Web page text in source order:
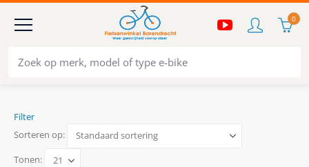
0
Filter
Sorteren op:
Tonen: